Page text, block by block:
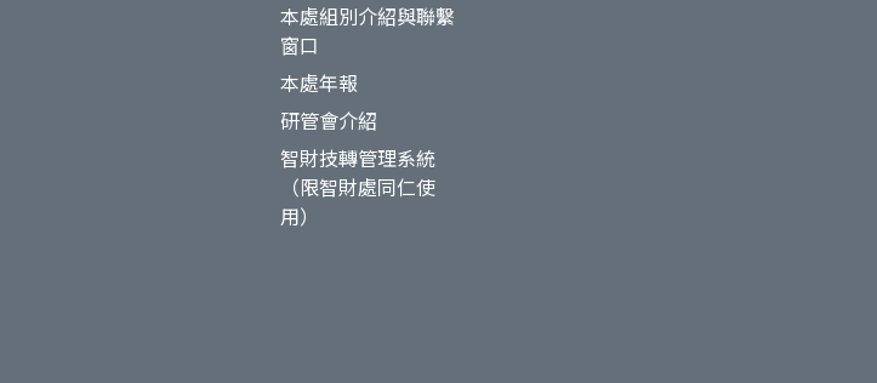
本處組別介紹與聯繫
窗口
本處年報
研管會介紹
智財技轉管理系統
（限智財處同仁使
用）